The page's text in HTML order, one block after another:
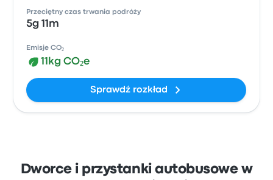
Przeciętny czas trwania podróży
5g 11m
Emisje CO₂
11kg CO₂e
Sprawdź rozkład
Dworce i przystanki autobusowe w